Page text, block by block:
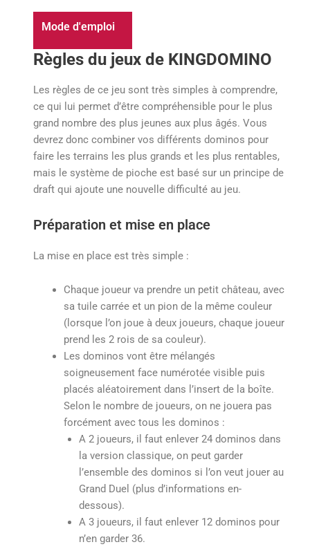
Mode d'emploi
Règles du jeux de KINGDOMINO
Les règles de ce jeu sont très simples à comprendre,
ce qui lui permet d’être compréhensible pour le plus
grand nombre des plus jeunes aux plus âgés. Vous
devrez donc combiner vos différents dominos pour
faire les terrains les plus grands et les plus rentables,
mais le système de pioche est basé sur un principe de
draft qui ajoute une nouvelle difficulté au jeu.
Préparation et mise en place
La mise en place est très simple :
Chaque joueur va prendre un petit château, avec
sa tuile carrée et un pion de la même couleur
(lorsque l’on joue à deux joueurs, chaque joueur
prend les 2 rois de sa couleur).
Les dominos vont être mélangés
soigneusement face numérotée visible puis
placés aléatoirement dans l’insert de la boîte.
Selon le nombre de joueurs, on ne jouera pas
forcément avec tous les dominos :
A 2 joueurs, il faut enlever 24 dominos dans
la version classique, on peut garder
l’ensemble des dominos si l’on veut jouer au
Grand Duel (plus d’informations en-
dessous).
A 3 joueurs, il faut enlever 12 dominos pour
n’en garder 36.